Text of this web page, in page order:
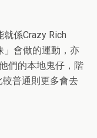
係Crazy Rich
」會做的運動，亦
們的本地鬼仔，階
普通則更多會去